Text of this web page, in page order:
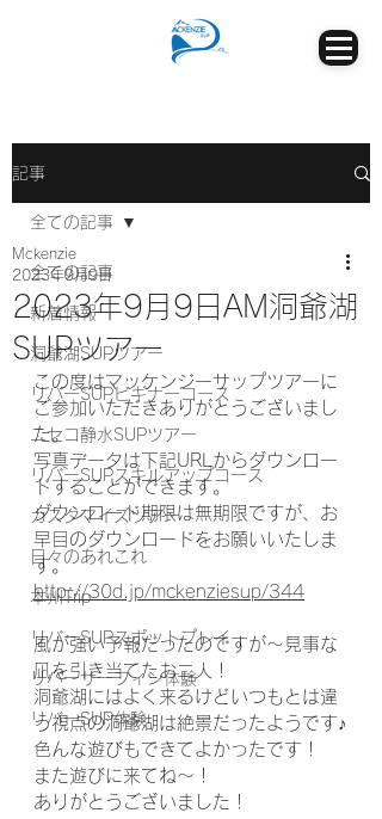
記事
全ての記事
新着情報
洞爺湖SUPツアー
リバーSUPビギナーコース
ニセコ静水SUPツアー
リバーSUPスキルアップコース
カスタマイズツアー
日々のあれこれ
本州Trip
リバーSUPスポットプレイ
リバーサーフィン体験
リバーSUP体験
全ての記事
2023年9月9日AM洞爺湖
SUPツアー
Mckenzie
2023年9月9日
この度はマッケンジーサップツアーに
ご参加いただきありがとうございまし
た。
写真データは下記URLからダウンロー
ドすることができます。
ダウンロード期限は無期限ですが、お
早目のダウンロードをお願いいたしま
す。
http://30d.jp/mckenziesup/344
風が強い予報だったのですが〜見事な
凪を引き当てたお二人！
洞爺湖にはよく来るけどいつもとは違
う視点の洞爺湖は絶景だったようです♪
色んな遊びもできてよかったです！
また遊びに来てね〜！
ありがとうございました！